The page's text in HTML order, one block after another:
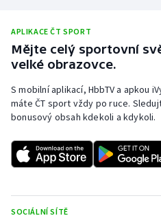
Plavání
Ragby
Rychlobruslení
Short track
APLIKACE ČT SPORT
Mějte celý sportovní
velké obrazovce.
S mobilní aplikací, HbbTV a apkou
máte ČT sport vždy po ruce.
bonusový obsah kdekoli a kdykoli.
SOCIÁLNÍ SÍTĚ